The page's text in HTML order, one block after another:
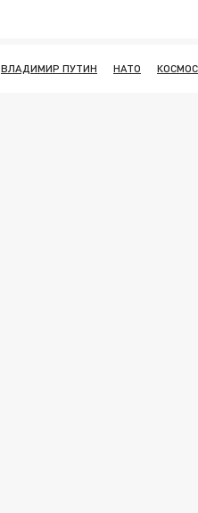
ВЛАДИМИР ПУТИН НАТО КОСМОС